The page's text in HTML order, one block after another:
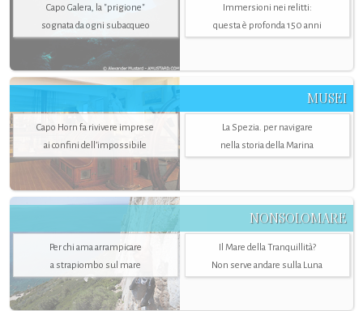
Capo Galera, la "prigione"
sognata da ogni subacqueo
Immersioni nei relitti:
questa è profonda 150 anni
MUSEI
Capo Horn fa rivivere imprese
ai confini dell’impossibile
La Spezia. per navigare
nella storia della Marina
NONSOLOMARE
Per chi ama arrampicare
a strapiombo sul mare
Il Mare della Tranquillità?
Non serve andare sulla Luna